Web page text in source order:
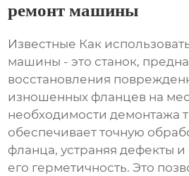
ремонт машины
Известные Как
машины - это станок,
восстановления
изношенных фланцев на
необходимости демонтажа
обеспечивает точную
фланца, устраняя дефекты и
его герметичность. Это